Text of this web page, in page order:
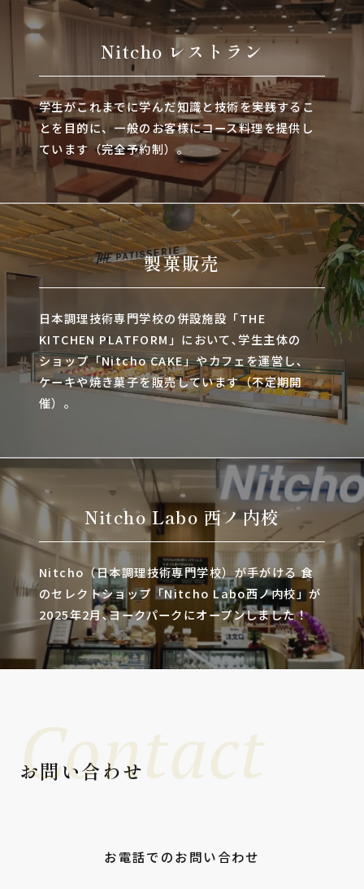
Nitcho レストラン
学生がこれまでに学んだ知識と技術を実践するこ
とを目的に、一般のお客様にコース料理を提供し
ています（完全予約制）。
製菓販売
日本調理技術専門学校の併設施設「THE
KITCHEN PLATFORM」において､学生主体の
ショップ「Nitcho CAKE」やカフェを運営し､
ケーキや焼き菓子を販売しています（不定期開
催）。
Nitcho Labo 西ノ内校
Nitcho（日本調理技術専門学校）が手がける 食
のセレクトショップ「Nitcho Labo西ノ内校」が
2025年2月､ヨークパークにオープンしました！
お問い合わせ
Contact
お電話でのお問い合わせ